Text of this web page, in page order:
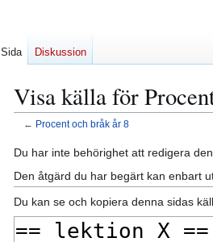
Visa källa för
← Procent och bråk år 8
Hoppa
till
navigering
Hoppa
till
sök
Du har inte behörighet att redigera
Den åtgärd du har begärt kan enbart
Du kan se och kopiera denna sidas
Sida Diskussion